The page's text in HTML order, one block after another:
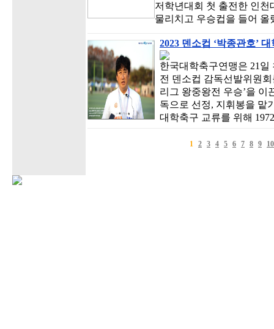
저학년대회 첫 출전한 인천
물리치고 우승컵을 들어
2023 덴소컵 ‘박종관호’
한국대학축구연맹은 21일
전 덴소컵 감독선발위원
리그 왕중왕전 우승’을 이
독으로 선정, 지휘봉을 맡
대학축구 교류를 위해
1 2 3 4 5 6 7 8 9 10